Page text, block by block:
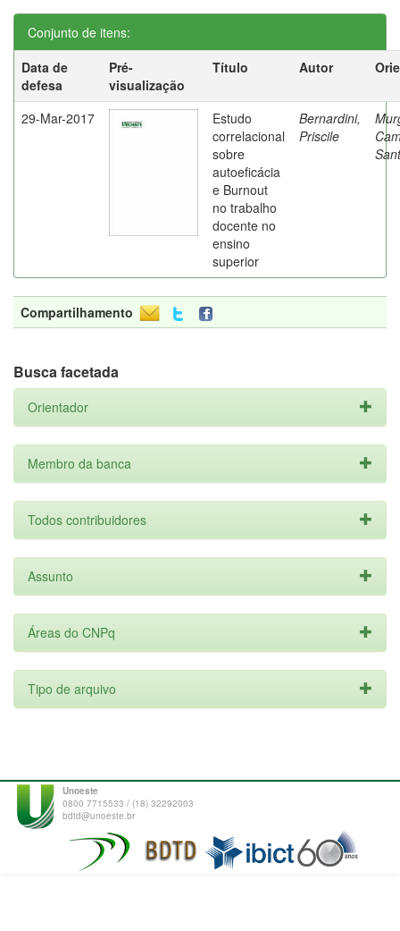
Conjunto de itens:
Data de
defesa
Pré-
visualização
Título Autor
29-Mar-2017
Estudo
correlacional
sobre
autoeficácia
e Burnout
no trabalho
docente no
ensino
superior
Bernardini,
Priscile
Compartilhamento
Busca facetada
Orientador
Membro da banca
Todos contribuidores
Assunto
Áreas do CNPq
Tipo de arquivo
Unoeste
0800 7715533 / (18) 32292003
bdtd@unoeste.br